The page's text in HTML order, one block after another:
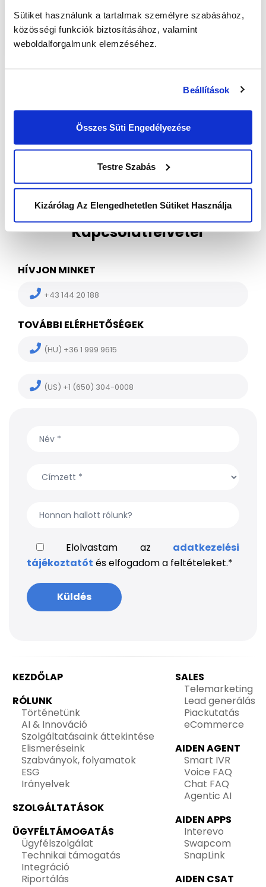
Sütiket használunk a tartalmak személyre szabásához,
közösségi funkciók biztosításához, valamint
weboldalforgalmunk elemzéséhez.
Beállítások
Összes Süti Engedélyezése
Testre Szabás
Kizárólag Az Elengedhetetlen Sütiket Használja
navigationAz elsősegélynyújtás világnapja
A nyelvek európai napja
Kapcsolatfelvétel
HÍVJON MINKET
+43 144 20 188
TOVÁBBI ELÉRHETŐSÉGEK
(HU) +36 1 999 9615
(US) +1 (650) 304-0008
Elolvastam az adatkezelési
tájékoztatót és elfogadom a feltételeket.*
KEZDŐLAP
RÓLUNK
Történetünk
AI & Innováció
Szolgáltatásaink áttekintése
Elismeréseink
Szabványok, folyamatok
ESG
Irányelvek
SZOLGÁLTATÁSOK
ÜGYFÉLTÁMOGATÁS
Ügyfélszolgálat
Technikai támogatás
Integráció
Riportálás
SALES
Telemarketing
Lead generálás
Piackutatás
eCommerce
AIDEN AGENT
Smart IVR
Voice FAQ
Chat FAQ
Agentic AI
AIDEN APPS
Interevo
Swapcom
SnapLink
AIDEN CSAT